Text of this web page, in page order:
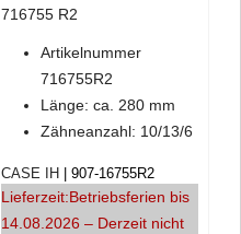
716755 R2
Artikelnummer
716755R2
Länge: ca. 280 mm
Zähneanzahl: 10/13/6
CASE IH 907-16755R2
Lieferzeit:Betriebsferien bis
14.08.2026 – Derzeit nicht